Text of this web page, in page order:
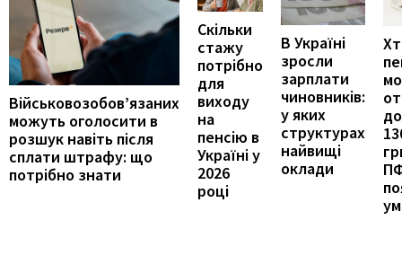
Військовозобов’язаних
можуть оголосити в
розшук навіть після
сплати штрафу: що
потрібно знати
Скільки
стажу
потрібно
для
виходу
на
пенсію в
Україні у
2026
році
В Україні
зросли
зарплати
чиновників:
у яких
структурах
найвищі
оклади